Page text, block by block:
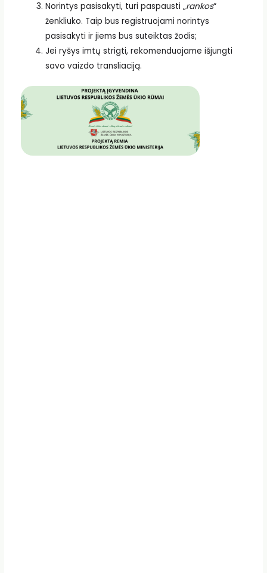
Norintys pasisakyti, turi paspausti „rankos“
ženkliuko. Taip bus registruojami norintys
pasisakyti ir jiems bus suteiktas žodis;
Jei ryšys imtų strigti, rekomenduojame išjungti
savo vaizdo transliaciją.